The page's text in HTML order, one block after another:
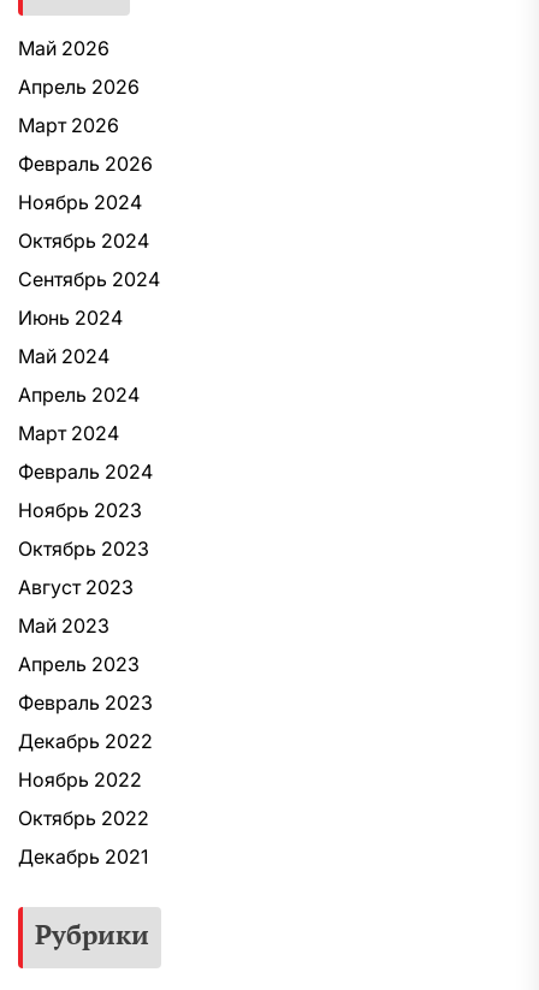
Май 2026
Апрель 2026
Март 2026
Февраль 2026
Ноябрь 2024
Октябрь 2024
Сентябрь 2024
Июнь 2024
Май 2024
Апрель 2024
Март 2024
Февраль 2024
Ноябрь 2023
Октябрь 2023
Август 2023
Май 2023
Апрель 2023
Февраль 2023
Декабрь 2022
Ноябрь 2022
Октябрь 2022
Декабрь 2021
Рубрики